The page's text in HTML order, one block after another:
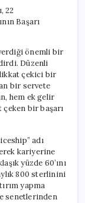
Yaşında
Oldu:
Genç
Kadının
Başarı
Hikayesi
için
önemli bir
Düzenli
çekici bir
bir servete
hem ek gelir
çeken bir başarı
adı
kariyerine
yüzde 60’ını
800 sterlinini
yapma
senetlerinden